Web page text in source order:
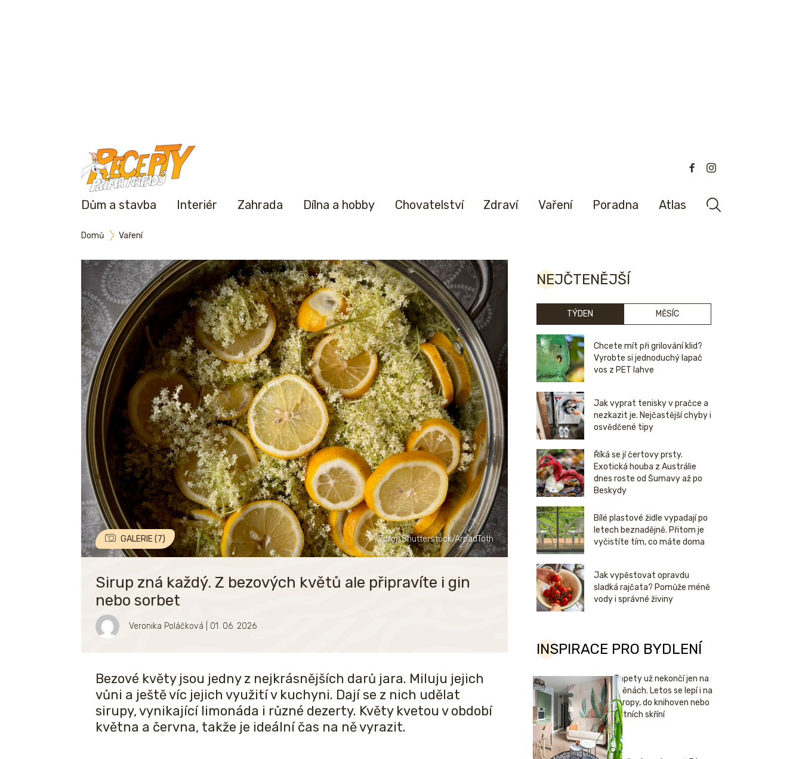
Dům a stavba Interiér Zahrada Dílna a hobby Chovatelství Zdraví Vaření Poradna Atlas
Domů Vaření
GALERIE (7) Zdroj: Shutterstock/ArpadToth
Sirup zná každý. Z bezových květů ale připravíte i gin
nebo sorbet
Veronika Poláčková | 01. 06. 2026
Bezové květy jsou jedny z nejkrásnějších darů jara. Miluju jejich
vůni a ještě víc jejich využití v kuchyni. Dají se z nich udělat
sirupy, vynikající limonáda i různé dezerty. Květy kvetou v období
května a června, takže je ideální čas na ně vyrazit.
NEJČTENĚJŠÍ
TÝDEN MĚSÍC
Chcete mít při grilování klid?
Vyrobte si jednoduchý lapač
vos z PET lahve
Jak vyprat tenisky v pračce a
nezkazit je. Nejčastější chyby i
osvědčené tipy
Říká se jí čertovy prsty.
Exotická houba z Austrálie
dnes roste od Šumavy až po
Beskydy
Bílé plastové židle vypadají po
letech beznadějně. Přitom je
vyčistíte tím, co máte doma
Jak vypěstovat opravdu
sladká rajčata? Pomůže méně
vody i správné živiny
INSPIRACE PRO BYDLENÍ
Tapety už nekončí jen na
stěnách. Letos se lepí i na
stropy, do knihoven nebo
šatních skříní